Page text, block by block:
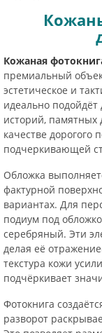
Кожаная
премиальный
эстетическое и
идеально
историй, памятных
качестве дорогого
подчеркивающей
Обложка
фактурной
вариантах. Для
подиум под
серебряный. Эти
делая её
текстура кожи
подчёркивает
Фотокнига
разворот